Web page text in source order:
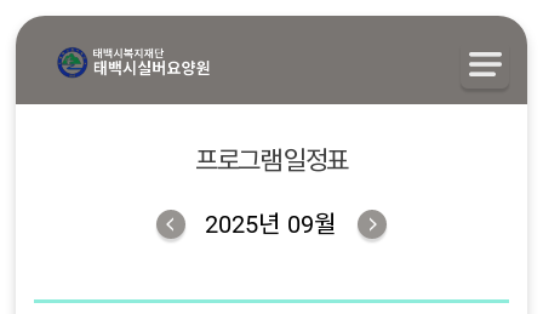
프로그램 일정표
2025년 09월